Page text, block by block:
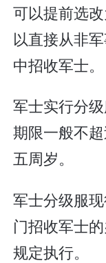
可以提前选
以直接从非
中招收军士。
军士实行分
期限一般不
五周岁。
军士分级服
门招收军士
规定执行。